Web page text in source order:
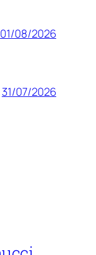
01/08/2026
31/07/2026